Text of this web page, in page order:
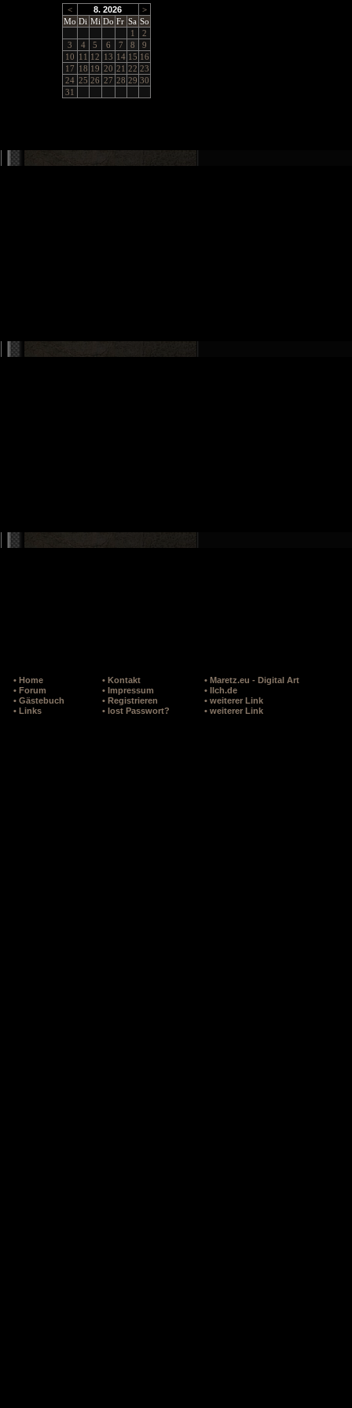
< 8. 2026
>
Mo Di Mi Do Fr Sa So
1
2
3
4 5 6 7 8
9
10 11 12 13 14 15 16
17 18 19 20 21 22 23
24 25 26 27 28 29 30
31
• Home
• Forum
• Gästebuch
• Links
• Kontakt
• Impressum
• Registrieren
• lost Passwort?
• Maretz.eu - Digital Art
• Ilch.de
• weiterer Link
• weiterer Link